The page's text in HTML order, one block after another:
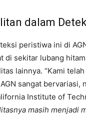
dalam
peristiwa ini di
di sekitar lubang
lainnya. “Kami
sangat bervariasi,
Institute of
masih menjadi